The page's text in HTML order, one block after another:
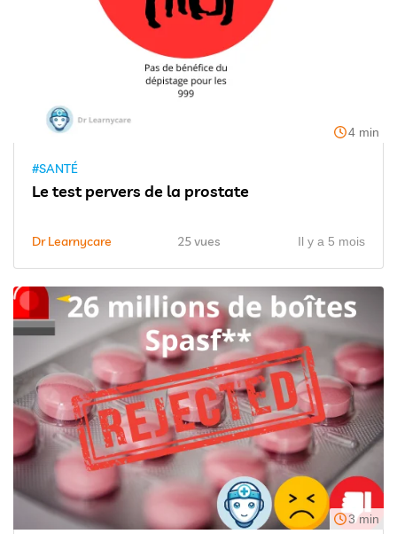
4 min
#SANTÉ
Le test pervers de la prostate
Dr Learnycare 25 vues Il y a 5 mois
3 min